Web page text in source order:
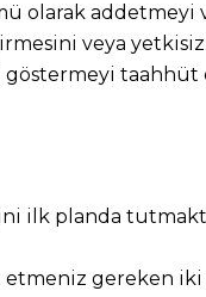
olarak addetmeyi
veya yetkisiz
göstermeyi
ilk planda
gereken iki